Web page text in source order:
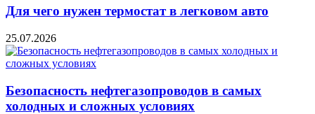
Для чего нужен термостат в легковом авто
25.07.2026
Безопасность нефтегазопроводов в самых
холодных и сложных условиях